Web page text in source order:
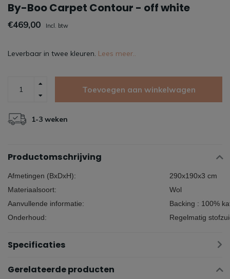
By-Boo Carpet Contour - off white
€469,00 Incl. btw
Leverbaar in twee kleuren. Lees meer..
Toevoegen aan winkelwagen
1-3 weken
Productomschrijving
Afmetingen (BxDxH):
290x190x3 cm
Materiaalsoort:
Wol
Aanvullende informatie:
Backing : 100%
Onderhoud:
Regelmatig
Specificaties
Gerelateerde producten